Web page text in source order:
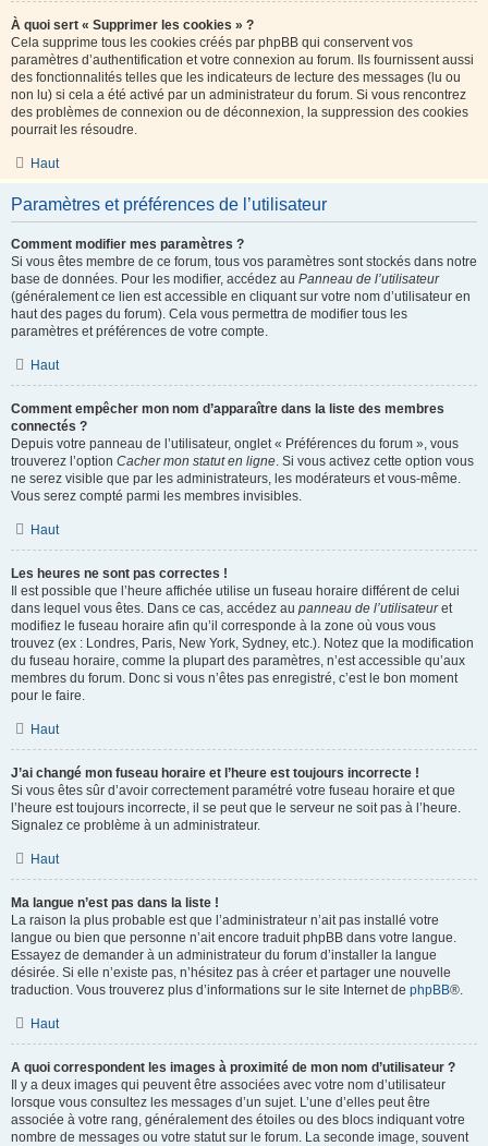
À quoi sert « Supprimer les cookies » ?
Cela supprime tous les cookies créés par phpBB qui conservent vos
paramètres d’authentification et votre connexion au forum. Ils fournissent aussi
des fonctionnalités telles que les indicateurs de lecture des messages (lu ou
non lu) si cela a été activé par un administrateur du forum. Si vous rencontrez
des problèmes de connexion ou de déconnexion, la suppression des cookies
pourrait les résoudre.
Haut
Paramètres et préférences de l’utilisateur
Comment modifier mes paramètres ?
Si vous êtes membre de ce forum, tous vos paramètres sont stockés dans notre
base de données. Pour les modifier, accédez au Panneau de l’utilisateur
(généralement ce lien est accessible en cliquant sur votre nom d’utilisateur en
haut des pages du forum). Cela vous permettra de modifier tous les
paramètres et préférences de votre compte.
Haut
Comment empêcher mon nom d’apparaître dans la liste des membres
connectés ?
Depuis votre panneau de l’utilisateur, onglet « Préférences du forum », vous
trouverez l’option Cacher mon statut en ligne. Si vous activez cette option vous
ne serez visible que par les administrateurs, les modérateurs et vous-même.
Vous serez compté parmi les membres invisibles.
Haut
Les heures ne sont pas correctes !
Il est possible que l’heure affichée utilise un fuseau horaire différent de celui
dans lequel vous êtes. Dans ce cas, accédez au panneau de l’utilisateuret
modifiez le fuseau horaire afin qu’il corresponde à la zone où vous vous
trouvez (ex : Londres, Paris, New York, Sydney, etc.). Notez que la modification
du fuseau horaire, comme la plupart des paramètres, n’est accessible qu’aux
membres du forum. Donc si vous n’êtes pas enregistré, c’est le bon moment
pour le faire.
Haut
J’ai changé mon fuseau horaire et l’heure est toujours incorrecte !
Si vous êtes sûr d’avoir correctement paramétré votre fuseau horaire et que
l’heure est toujours incorrecte, il se peut que le serveur ne soit pas à l’heure.
Signalez ce problème à un administrateur.
Haut
Ma langue n’est pas dans la liste !
La raison la plus probable est que l’administrateur n’ait pas installé votre
langue ou bien que personne n’ait encore traduit phpBB dans votre langue.
Essayez de demander à un administrateur du forum d’installer la langue
désirée. Si elle n’existe pas, n’hésitez pas à créer et partager une nouvelle
traduction. Vous trouverez plus d’informations sur le site Internet de phpBB®.
Haut
A quoi correspondent les images à proximité de mon nom d’utilisateur ?
Il y a deux images qui peuvent être associées avec votre nom d’utilisateur
lorsque vous consultez les messages d’un sujet. L’une d’elles peut être
associée à votre rang, généralement des étoiles ou des blocs indiquant votre
nombre de messages ou votre statut sur le forum. La seconde image, souvent